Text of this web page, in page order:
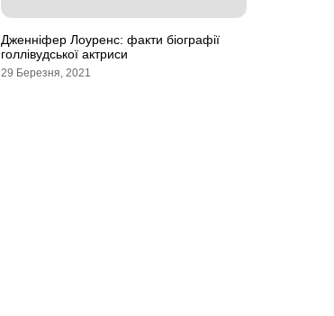
Дженніфер Лоуренс: факти біографії
голлівудської актриси
29 Березня, 2021